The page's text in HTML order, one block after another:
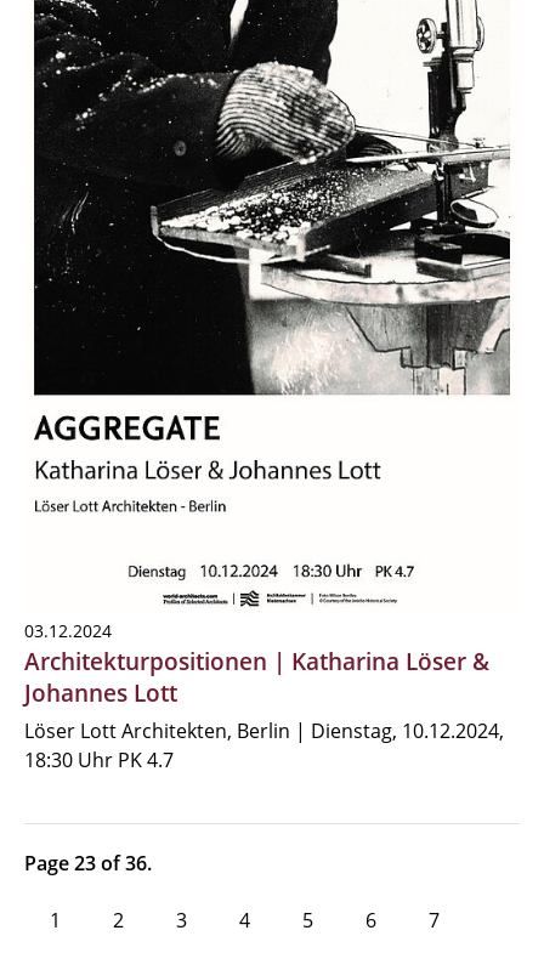
03.12.2024
Architekturpositionen | Katharina Löser &
Johannes Lott
Löser Lott Architekten, Berlin | Dienstag, 10.12.2024,
18:30 Uhr PK 4.7
Page 23 of 36.
1 2 3 4 5 6 7